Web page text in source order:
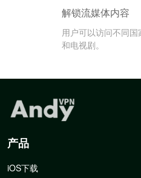
解锁流媒体内容
用户可以访问不同
和电视剧。
产品
iOS下载